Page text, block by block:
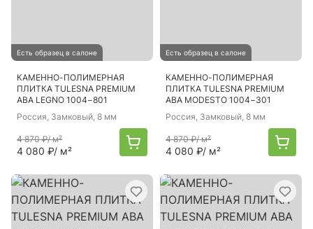
Есть образец в салоне
КАМЕННО-ПОЛИМЕРНАЯ
ПЛИТКА TULESNA PREMIUM
ABA LEGNO 1004−801
Россия, Замковый, 8 мм
4 870 ₽/ м²
4 080 ₽/ м²
Есть образец в салоне
КАМЕННО-ПОЛИМЕРНАЯ
ПЛИТКА TULESNA PREMIUM
ABA MODESTO 1004−301
Россия, Замковый, 8 мм
4 870 ₽/ м²
4 080 ₽/ м²